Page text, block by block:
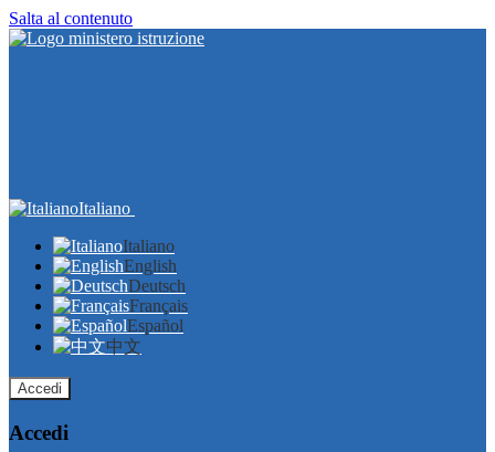
Salta al contenuto
Italiano
Italiano
English
Deutsch
Français
Español
中文
Accedi
Accedi